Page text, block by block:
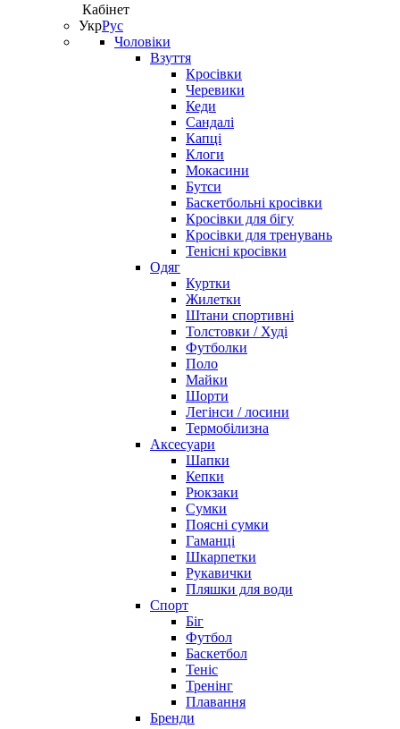
Кабінет
УкрРус
Чоловіки
Взуття
Кросівки
Черевики
Кеди
Сандалі
Капці
Клоги
Мокасини
Бутси
Баскетбольні кросівки
Кросівки для бігу
Кросівки для тренувань
Тенісні кросівки
Одяг
Куртки
Жилетки
Штани спортивні
Толстовки / Худі
Футболки
Поло
Майки
Шорти
Легінси / лосини
Термобілизна
Аксесуари
Шапки
Кепки
Рюкзаки
Сумки
Поясні сумки
Гаманці
Шкарпетки
Рукавички
Пляшки для води
Спорт
Біг
Футбол
Баскетбол
Теніс
Тренінг
Плавання
Бренди